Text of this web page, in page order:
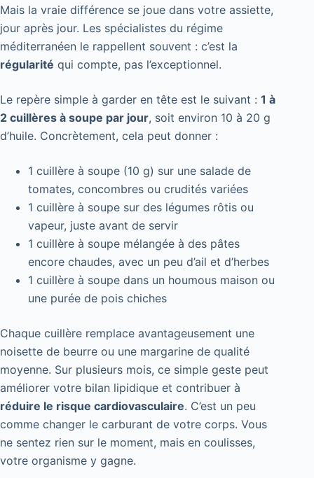
Mais la vraie différence se joue dans votre assiette,
jour après jour. Les spécialistes du régime
méditerranéen le rappellent souvent : c’est la
régularité qui compte, pas l’exceptionnel.
Le repère simple à garder en tête est le suivant : 1 à
2 cuillères à soupe par jour, soit environ 10 à 20 g
d’huile. Concrètement, cela peut donner :
1 cuillère à soupe (10 g) sur une salade de
tomates, concombres ou crudités variées
1 cuillère à soupe sur des légumes rôtis ou
vapeur, juste avant de servir
1 cuillère à soupe mélangée à des pâtes
encore chaudes, avec un peu d’ail et d’herbes
1 cuillère à soupe dans un houmous maison ou
une purée de pois chiches
Chaque cuillère remplace avantageusement une
noisette de beurre ou une margarine de qualité
moyenne. Sur plusieurs mois, ce simple geste peut
améliorer votre bilan lipidique et contribuer à
réduire le risque cardiovasculaire. C’est un peu
comme changer le carburant de votre corps. Vous
ne sentez rien sur le moment, mais en coulisses,
votre organisme y gagne.